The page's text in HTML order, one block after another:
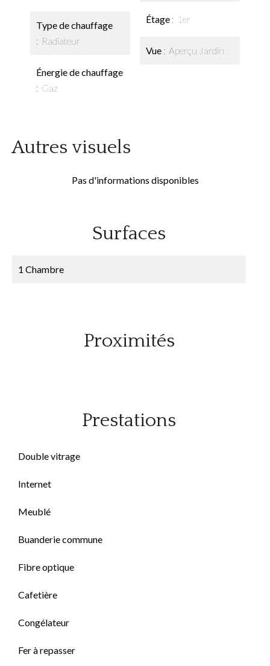
Type de chauffage
Radiateur
Énergie de chauffage
Gaz
Étage 1er
Vue Aperçu Jardin
Autres visuels
Pas d'informations disponibles
Surfaces
1 Chambre
Proximités
Prestations
Double vitrage
Internet
Meublé
Buanderie commune
Fibre optique
Cafetière
Congélateur
Fer à repasser